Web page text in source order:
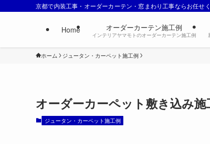
京都で内装工事・オーダーカーテン・窓まわり工事ならお任せ
Home オーダーカーテン施工例
インテリアヤマモトのオーダーカーテン施工例
ホーム ジュータン・カーペット施工例
オーダーカーペット敷き込み施
ジュータン・カーペット施工例